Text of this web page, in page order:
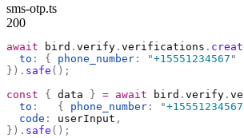
sms-otp.ts
200
await bird . verify . verifications .
  to
: { phone_number : "+15551234567 "
}). safe ();
const { data } = await bird . verify .
  to
:
   {
phone_number : "+15551234567
  code
: userInput ,
}). safe ();